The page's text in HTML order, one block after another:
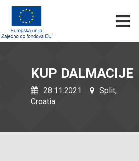
KUP DALMACIJE
28.11.2021
Split,
Croatia